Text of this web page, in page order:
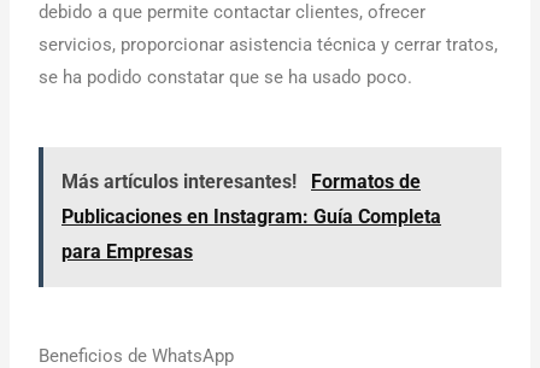
debido a que permite contactar clientes, ofrecer
servicios, proporcionar asistencia técnica y cerrar tratos,
se ha podido constatar que se ha usado poco.
Más artículos interesantes!
Formatos de
Publicaciones en Instagram: Guía Completa
para Empresas
Beneficios de WhatsApp